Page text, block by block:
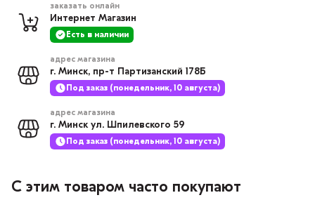
заказать онлайн
Интернет Магазин
Есть в наличии
адрес магазина
г. Минск, пр-т Партизанский 178Б
Под заказ (понедельник, 10 августа)
адрес магазина
г. Минск ул. Шпилевского 59
Под заказ (понедельник, 10 августа)
С этим товаром часто покупают